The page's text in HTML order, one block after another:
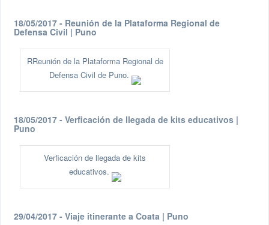
18/05/2017 - Reunión de la Plataforma Regional de
Defensa Civil | Puno
RReunión de la Plataforma Regional de
Defensa Civil de Puno.
18/05/2017 - Verficación de llegada de kits educativos |
Puno
Verficación de llegada de kits
educativos.
29/04/2017 - Viaje itinerante a Coata | Puno